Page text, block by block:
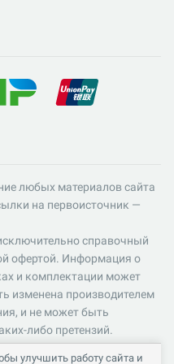
любых материалов сайта
на первоисточник —
справочный
офертой. Информация о
и комплектации может
изменена производителем
и не может быть
либо претензий.
для вас характеристики
улучшить работу сайта и